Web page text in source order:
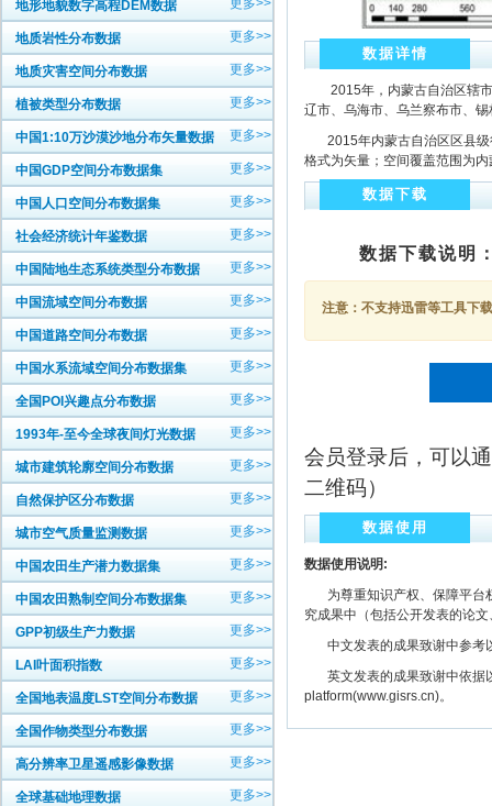
地形地貌数字高程DEM数据 更多>>
地质岩性分布数据 更多>>
地质灾害空间分布数据 更多>>
植被类型分布数据 更多>>
中国1:10万沙漠沙地分布矢量数据 更多>>
中国GDP空间分布数据集 更多>>
中国人口空间分布数据集 更多>>
社会经济统计年鉴数据 更多>>
中国陆地生态系统类型分布数据 更多>>
中国流域空间分布数据 更多>>
中国道路空间分布数据 更多>>
中国水系流域空间分布数据集 更多>>
全国POI兴趣点分布数据 更多>>
1993年-至今全球夜间灯光数据 更多>>
城市建筑轮廓空间分布数据 更多>>
自然保护区分布数据 更多>>
城市空气质量监测数据 更多>>
中国农田生产潜力数据集 更多>>
中国农田熟制空间分布数据集 更多>>
GPP初级生产力数据 更多>>
LAI叶面积指数 更多>>
全国地表温度LST空间分布数据 更多>>
全国作物类型分布数据 更多>>
高分辨率卫星遥感影像数据 更多>>
全球基础地理数据 更多>>
数据详情
2015年，内蒙古自治区辖市
辽市、乌海市、乌兰察布市、
2015年内蒙古自治区区县级
格式为矢量；空间覆盖范围为
数据下载
数据下载说明
注意：不支持迅雷等工具下
会员登录后，可以
二维码）
数据使用
数据使用说明:
为尊重知识产权、保障平台
究成果中（包括公开发表的论
中文发表的成果致谢中参考
英文发表的成果致谢中依据
platform(www.gisrs.cn)。